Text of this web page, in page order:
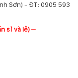
Sơn) - ĐT: 0905 593
sỉ và lẻ) –